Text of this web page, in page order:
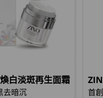
白淡斑再生面霜
去暗沉
首